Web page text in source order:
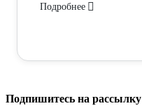
Подробнее
Подпишитесь на рассылку